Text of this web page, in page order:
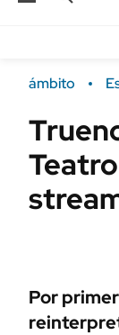
Campo
FINANZAS
Dólar
ámbito
Por